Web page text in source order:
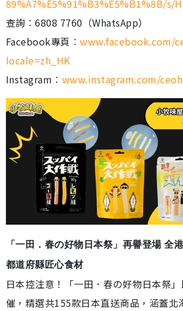
89%A7%E5%91%B3%E5%B1%8B/s/
查詢︰6808 7760（WhatsApp）
Facebook專頁︰www.facebook.com/
locale=zh_HK
Instagram︰ www.instagram.com/
「一田．春の好物日本祭」再譽登場 全
都道府縣匠心食材
日本控注意！「一田．春の好物日本祭
催，精選共155款日本直送商品，涵蓋北